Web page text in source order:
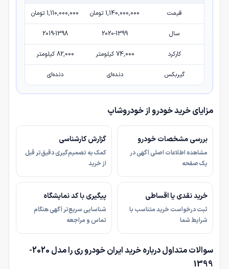
قیمت 1,140,000,000 تومان 1,110,000,000 تومان
سال 2020-1399
2019-1398
کارکرد 74,000 کیلومتر 82,000 کیلومتر
گیربکس دنده‌ای دنده‌ای
مزایای خرید خودرو از خودروشاپ
بررسی مشخصات خودرو
مشاهده اطلاعات اصلی آگهی در
یک صفحه
گزارش کارشناسی
کمک به تصمیم‌گیری دقیق‌تر قبل
از خرید
خرید نقدی یا اقساطی
ثبت درخواست خرید متناسب با
شرایط شما
پیگیری با کد نمایشگاه
شناسایی سریع‌تر آگهی هنگام
تماس و مراجعه
سوالات متداول درباره خرید ایران خودرو ری را مدل 2020-
1399